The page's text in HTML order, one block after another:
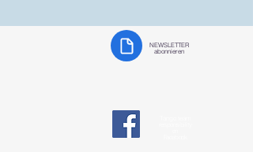
NEWSLETTER
abonnieren